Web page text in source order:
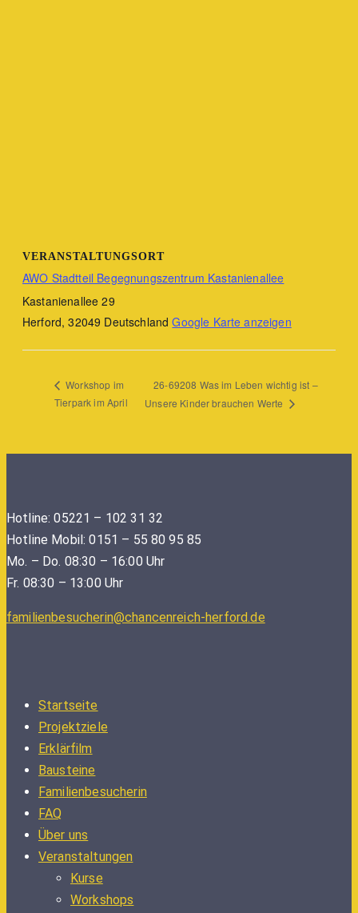
VERANSTALTUNGSORT
AWO Stadtteil Begegnungszentrum Kastanienallee
Kastanienallee 29
Herford, 32049 Deutschland Google Karte anzeigen
Workshop im
Tierpark im April
26-69208 Was im Leben wichtig ist –
Unsere Kinder brauchen Werte
Hotline: 05221 – 102 31 32
Hotline Mobil: 0151 – 55 80 95 85
Mo. – Do. 08:30 – 16:00 Uhr
Fr. 08:30 – 13:00 Uhr
familienbesucherin@chancenreich-herford.de
Startseite
Projektziele
Erklärfilm
Bausteine
Familienbesucherin
FAQ
Über uns
Veranstaltungen
Kurse
Workshops